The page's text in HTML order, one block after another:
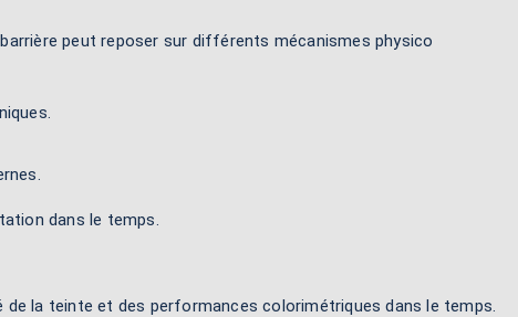
peut reposer sur différents mécanismes physico
dans le temps.
la teinte et des performances colorimétriques dans le temps.